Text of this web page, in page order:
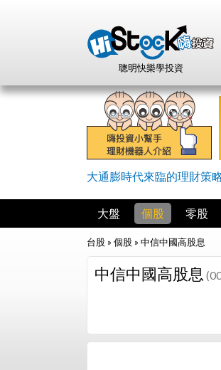
聰明快樂學投資
大通膨時代來臨的理財策
大盤 個股 零股
台股 » 個股 » 中信中國高股息
中信中國高股息